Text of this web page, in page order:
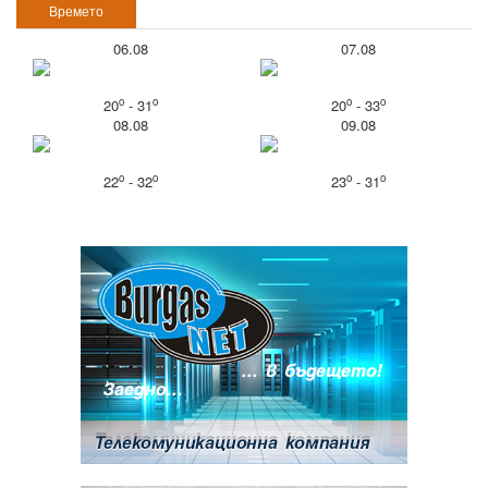
Времето
06.08
20o- 31o
07.08
20o- 33o
08.08
22o- 32o
09.08
23o- 31o